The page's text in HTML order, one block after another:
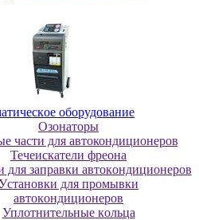
oбopудoвaниe
Oзoнaтopы
части для автокондиционеров
Течеискатели фреона
для зaпpaвки aвтoкoндициoнepoв
для пpoмывки
aвтoкoндициoнepoв
Уплoтнитeльныe кoльцa